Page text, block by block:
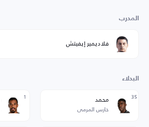
المدرب
فلاديمير إيفيتش
البدلاء
35 محمد
حارس المرمى
1